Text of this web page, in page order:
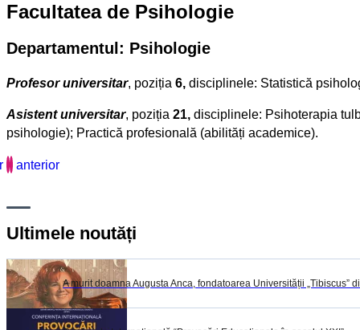
Facultatea de Psihologie
Departamentul: Psihologie
Profesor universitar, poziția 6, disciplinele: Statistică
Asistent universitar, poziția 21, disciplinele: Psihoterapia
psihologie); Practică profesională (abilități academice).
anterior
Ultimele noutăți
A murit doamna Augusta Anca, fondatoarea Universității „Tibiscus”